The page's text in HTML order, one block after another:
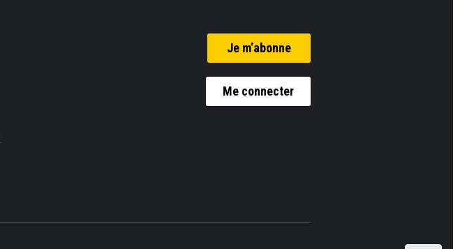
Je m’abonne
Me connecter